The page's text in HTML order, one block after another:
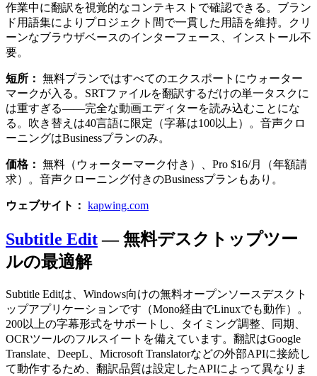
作業中に翻訳を視覚的なコンテキストで確認できる。ブラン
ド用語集によりプロジェクト間で一貫した用語を維持。クリ
ーンなブラウザベースのインターフェース、インストール不
要。
短所： 無料プランではすべてのエクスポートにウォーター
マークが入る。SRTファイルを翻訳するだけの単一タスクに
は重すぎる——完全な動画エディターを読み込むことにな
る。吹き替えは40言語に限定（字幕は100以上）。音声クロ
ーニングはBusinessプランのみ。
価格： 無料（ウォーターマーク付き）、Pro $16/月（年額請
求）。音声クローニング付きのBusinessプランもあり。
ウェブサイト： kapwing.com
Subtitle Edit— 無料デスクトップツー
ルの最適解
Subtitle Editは、Windows向けの無料オープンソースデスクト
ップアプリケーションです（Mono経由でLinuxでも動作）。
200以上の字幕形式をサポートし、タイミング調整、同期、
OCRツールのフルスイートを備えています。翻訳はGoogle
Translate、DeepL、Microsoft Translatorなどの外部APIに接続し
て動作するため、翻訳品質は設定したAPIによって異なりま